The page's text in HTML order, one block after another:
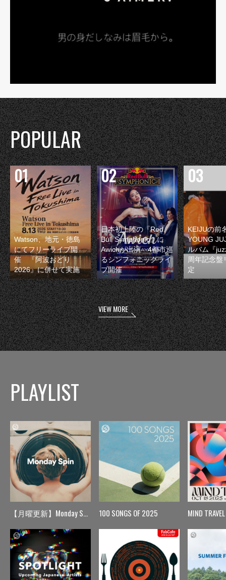
POPULAR
Watson、地元・徳島
にてフリーライブ開
催 『阿波おどり
2026』に併せて実施
日本初上陸の『Red
Bull Symphonic』に
Awichが出演 4都市巡
るシンフォニックライ
ブ開催
KEIJUの前
YOUNG
ルバム『
周年記念盤
定
VIEW MORE
PLAYLIST
【月曜更新】Monday Spin 100 SONGS OF 2025 MIND TRAVEL